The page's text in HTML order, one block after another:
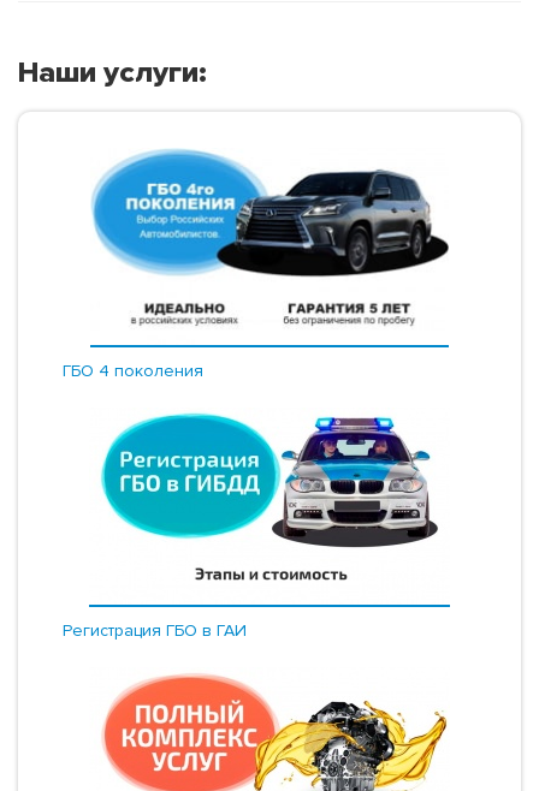
Наши услуги:
ГБО 4 поколения
Регистрация ГБО в ГАИ